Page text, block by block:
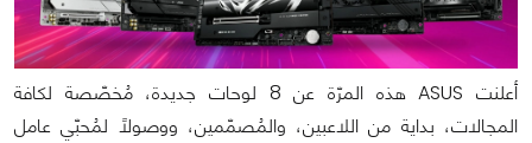
أعلنت ASUS هذه المرّة عن 8 لوحات جديدة، مُخصّصة لكافة
المجالات، بداية من اللاعبين، والمُصمّمين، ووصولًا لمُحبّي عامل